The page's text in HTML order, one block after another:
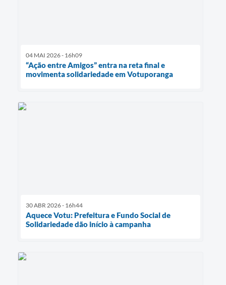
04 MAI 2026 - 16h09
“Ação entre Amigos” entra na reta final e
movimenta solidariedade em Votuporanga
30 ABR 2026 - 16h44
Aquece Votu: Prefeitura e Fundo Social de
Solidariedade dão início à campanha